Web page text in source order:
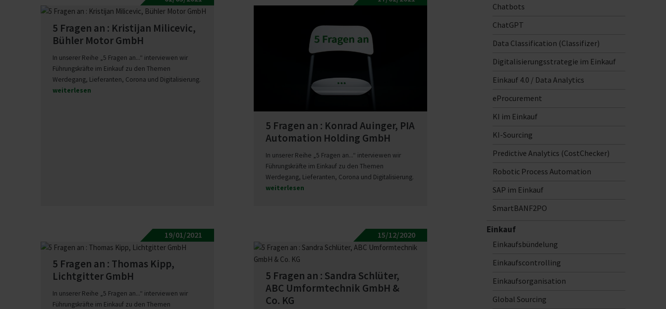
5 Fragen an : Kris­tijan Mili­cevic,
Bühler Motor GmbH
In unserer Reihe „5 Fragen an...“ interviewen wir
Führungskräfte im Einkauf zu den Themen
Werdegang, Lieferanten, Corona und Digitalisierung.
weiterlesen
5 Fragen an : Konrad Auinger, PIA
Auto­mation Holding GmbH
In unserer Reihe „5 Fragen an...“ interviewen wir
Führungskräfte im Einkauf zu den Themen
Werdegang, Lieferanten, Corona und Digitalisierung.
weiterlesen
19/01/2021
5 Fragen an : Thomas Kipp,
Licht­gitter GmbH
In unserer Reihe „5 Fragen an...“ interviewen wir
Führungskräfte im Einkauf zu den Themen
15/12/2020
5 Fragen an : Sandra Schlüter,
ABC Umform­technik GmbH &
Co. KG
Chatbots
ChatGPT
Data Classification (Classifizer)
Digitalisierungsstrategie im Einkauf
Einkauf 4.0 / Data Analytics
eProcurement
KI im Einkauf
KI-Sourcing
Predictive Analytics (CostChecker)
Robotic Process Automation
SAP im Einkauf
SmartBANF2PO
Einkauf
Einkaufsbündelung
Einkaufscontrolling
Einkaufsorganisation
Global Sourcing